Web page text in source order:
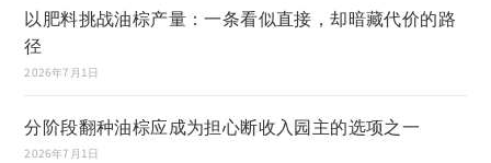
以肥料挑战油棕产量：一条看似直接，却暗藏代价的路
径
2026年7月1日
分阶段翻种油棕应成为担心断收入园主的选项之一
2026年7月1日